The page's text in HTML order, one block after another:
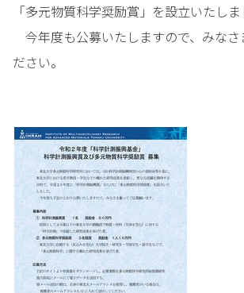
「多元物質科学奨励賞」を設立いたしま
今年度も公募いたしますので、みなさ
ださい。